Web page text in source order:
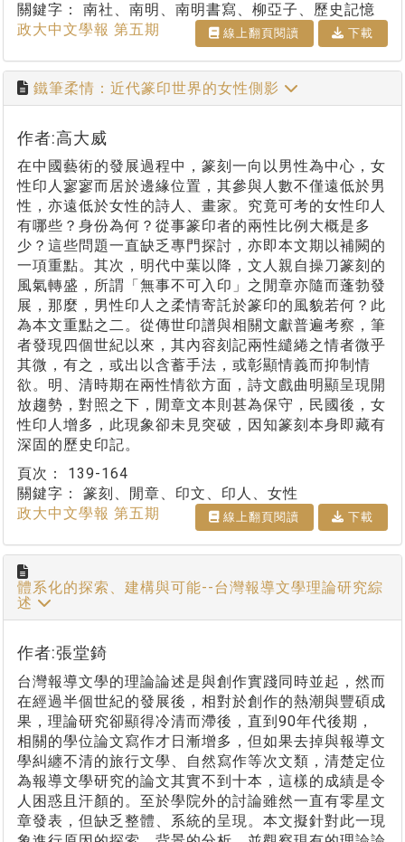
關鍵字： 南社、南明、南明書寫、柳亞子、歷史記憶
政大中文學報 第五期
線上翻⾴閱讀 下載
鐵筆柔情：近代篆印世界的女性側影
作者:高大威
在中國藝術的發展過程中，篆刻一向以男性為中心，女
性印人寥寥而居於邊緣位置，其參與人數不僅遠低於男
性，亦遠低於女性的詩人、畫家。究竟可考的女性印人
有哪些？身份為何？從事篆印者的兩性比例大概是多
少？這些問題一直缺乏專門探討，亦即本文期以補闕的
一項重點。其次，明代中葉以降，文人親自操刀篆刻的
風氣轉盛，所謂「無事不可入印」之閒章亦隨而蓬勃發
展，那麼，男性印人之柔情寄託於篆印的風貌若何？此
為本文重點之二。從傳世印譜與相關文獻普遍考察，筆
者發現四個世紀以來，其內容刻記兩性繾綣之情者微乎
其微，有之，或出以含蓄手法，或彰顯情義而抑制情
欲。明、清時期在兩性情欲方面，詩文戲曲明顯呈現開
放趨勢，對照之下，閒章文本則甚為保守，民國後，女
性印人增多，此現象卻未見突破，因知篆刻本身即藏有
深固的歷史印記。
頁次： 139-164
關鍵字： 篆刻、閒章、印文、印人、女性
政大中文學報 第五期
線上翻⾴閱讀 下載
體系化的探索、建構與可能--台灣報導文學理論研究綜
述
作者:張堂錡
台灣報導文學的理論論述是與創作實踐同時並起，然而
在經過半個世紀的發展後，相對於創作的熱潮與豐碩成
果，理論研究卻顯得冷清而滯後，直到90年代後期，
相關的學位論文寫作才日漸增多，但如果去掉與報導文
學糾纏不清的旅行文學、自然寫作等次文類，清楚定位
為報導文學研究的論文其實不到十本，這樣的成績是令
人困惑且汗顏的。至於學院外的討論雖然一直有零星文
章發表，但缺乏整體、系統的呈現。本文擬針對此一現